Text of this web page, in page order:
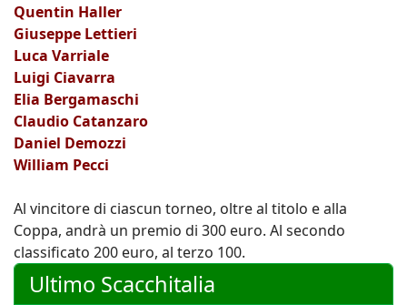
Quentin Haller
Giuseppe Lettieri
Luca Varriale
Luigi Ciavarra
Elia Bergamaschi
Claudio Catanzaro
Daniel Demozzi
William Pecci
Al vincitore di ciascun torneo, oltre al titolo e alla
Coppa, andrà un premio di 300 euro. Al secondo
classificato 200 euro, al terzo 100.
Ultimo Scacchitalia